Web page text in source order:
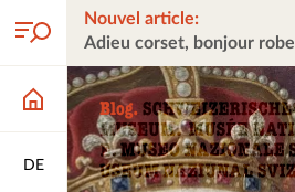
DE
Nouvel article:
Adieu corset, bonjour